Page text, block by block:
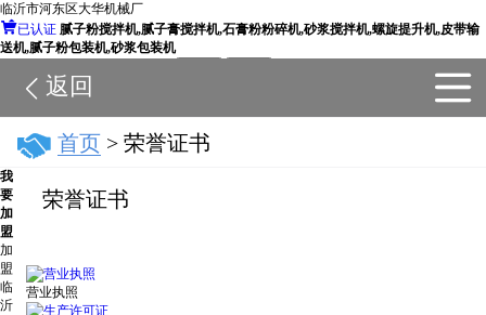
临沂市河东区大华机械厂
已认证 腻子粉搅拌机,腻子膏搅拌机,石膏粉粉碎机,砂浆搅拌机,螺旋提升机,皮带输
送机,腻子粉包装机,砂浆包装机
返回
 首页> 荣誉证书
荣誉证书
营业执照
我
要
加
盟
加
盟
临
沂